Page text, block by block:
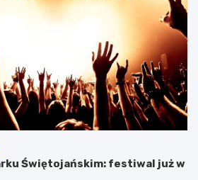
Świętojańskim: festiwal już w